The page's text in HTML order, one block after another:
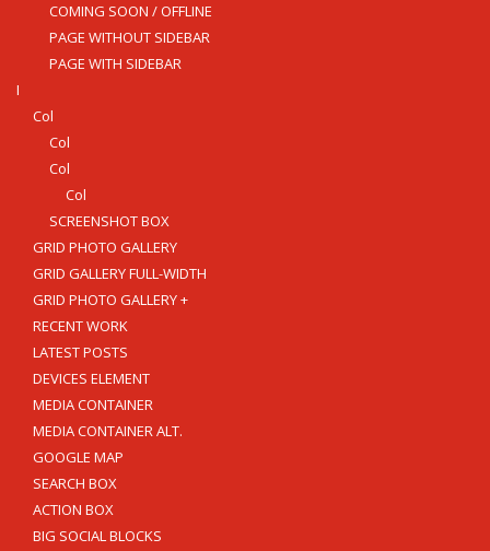
COMING SOON / OFFLINE
PAGE WITHOUT SIDEBAR
PAGE WITH SIDEBAR
I
Col
Col
Col
Col
SCREENSHOT BOX
GRID PHOTO GALLERY
GRID GALLERY FULL-WIDTH
GRID PHOTO GALLERY +
RECENT WORK
LATEST POSTS
DEVICES ELEMENT
MEDIA CONTAINER
MEDIA CONTAINER ALT.
GOOGLE MAP
SEARCH BOX
ACTION BOX
BIG SOCIAL BLOCKS